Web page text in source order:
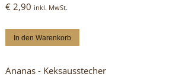
€ 2,90 inkl. MwSt.
In den Warenkorb
Ananas - Keksausstecher